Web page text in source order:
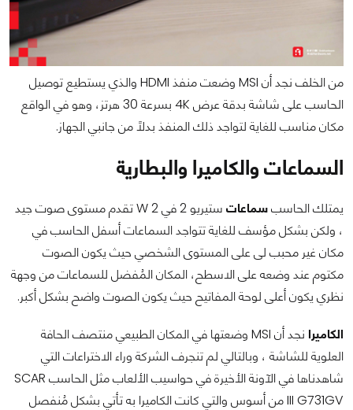
من الخلف نجد أن MSI وضعت منفذ HDMI والذي يستطيع توصيل
الحاسب على شاشة بدقة عرض 4K بسرعة 30 هرتز، وهو في الواقع
مكان مناسب للغاية لتواجد ذلك المنفذ بدلاً من جانبي الجهاز.
السماعات والكاميرا والبطارية
يمتلك الحاسبسماعات
ستيريو 2 في 2 W تقدم مستوى صوت جيد
، ولكن بشكل مؤسف للغاية تتواجد السماعات أسفل الحاسب في
مكان غير محبب لى على المستوى الشخصي حيث يكون الصوت
مكتوم عند وضعه على الاسطح، المكان المُفضل للسماعات من وجهة
نظري يكون أعلى لوحة المفاتيح حيث يكون الصوت واضح بشكل أكبر.
الكاميرا
نجد أن MSI وضعتها في المكان الطبيعي منتصف الحافة
العلوية للشاشة ، وبالتالي لم تنجرف الشركة وراء الاختراعات التي
شاهدناها في الآونة الأخيرة في حواسيب الألعاب مثل الحاسب SCAR
III G731GV من أسوس والتي كانت الكاميرا به تأتي بشكل مُنفصل